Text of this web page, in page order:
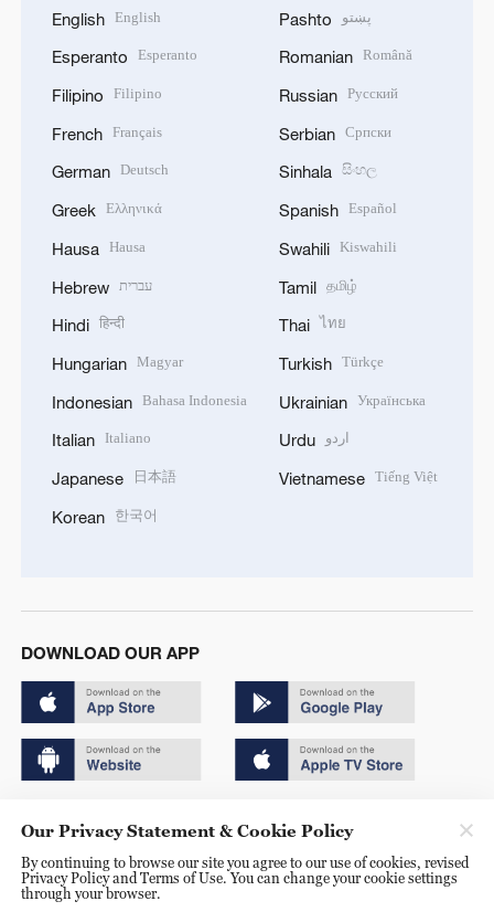
English English
Esperanto Esperanto
Filipino Filipino
French Français
German Deutsch
Greek Ελληνικά
Hausa Hausa
Hebrew עברית
Hindi हिन्दी
Hungarian Magyar
Indonesian Bahasa Indonesia
Italian Italiano
Japanese 日本語
Korean 한국어
Pashto پښتو
Romanian Română
Russian Русский
Serbian Српски
Sinhala සිංහල
Spanish Español
Swahili Kiswahili
Tamil தமிழ்
Thai ไทย
Turkish Türkçe
Ukrainian Українська
Urdu اردو
Vietnamese Tiếng Việt
DOWNLOAD OUR APP
京ICP备20000184号
京公网安备 11010502050052号
Our Privacy Statement & Cookie Policy
By continuing to browse our site you agree to our use of cookies, revised
Privacy Policy and Terms of Use. You can change your cookie settings
through your browser.